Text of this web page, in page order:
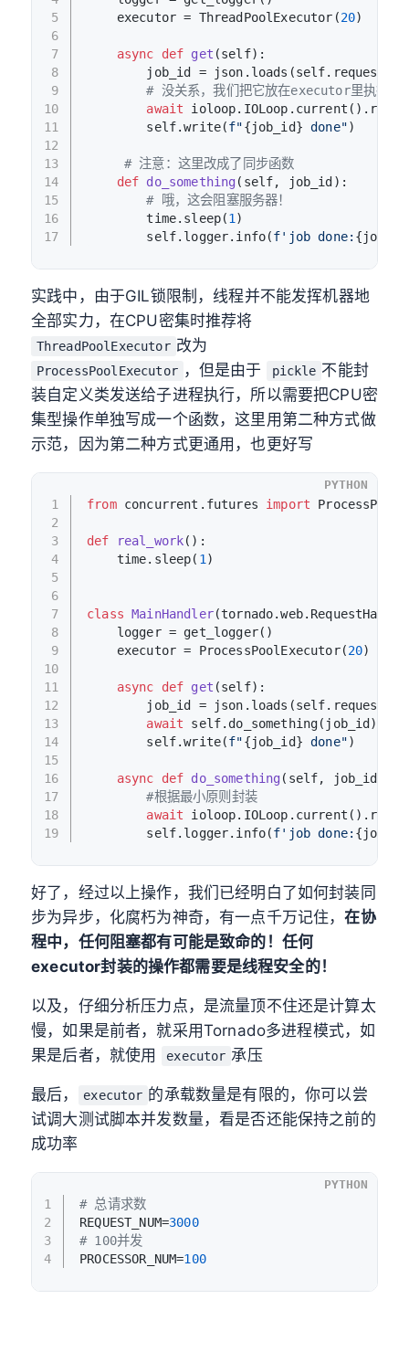
5
6
7
8
9
10
11
12
13
14
15
16
17
    executor = ThreadPoolExecutor(
20)
async def get (self):
job_id =
# 没关系，我们把它放在executor里执行就
await
        self.write(
f"{job_id} done")
# 注意：这里改成了同步函数
def do_something ( self, job_id ):
# 哦，这会阻塞服务器！
        time.sleep(
1)
        self.logger.info(
f'job done:
实践中，由于GIL锁限制，线程并不能发挥机器地
全部实力，在CPU密集时推荐将
ThreadPoolExecutor 改为
ProcessPoolExecutor ，但是由于 pickle 不能封
装自定义类发送给子进程执行，所以需要把CPU密
集型操作单独写成一个函数，这里用第二种方式做
示范，因为第二种方式更通用，也更好写
1
2
3
4
5
6
7
8
9
10
11
12
13
14
15
16
17
18
19
from concurrent.futures import
def real_work():
    time.sleep(
1)
class MainHandler
    logger = get_logger()
    executor = ProcessPoolExecutor(
20)
async def get (self):
job_id =
await self.do_something(job_id)
        self.write(
f"{job_id} done")
async def do_something ( self, job_id
#根据最小原则封装
await
        self.logger.info(
f'job done:
PYTHON
好了，经过以上操作，我们已经明白了如何封装同
步为异步，化腐朽为神奇，有一点千万记住，在协
程中，任何阻塞都有可能是致命的！任何
executor封装的操作都需要是线程安全的！
以及，仔细分析压力点，是流量顶不住还是计算太
慢，如果是前者，就采用Tornado多进程模式，如
果是后者，就使用
executor 承压
最后， executor 的承载数量是有限的，你可以尝
试调大测试脚本并发数量，看是否还能保持之前的
成功率
1
2
3
4
# 总请求数
REQUEST_NUM=3000
# 100并发
PROCESSOR_NUM=100
PYTHON